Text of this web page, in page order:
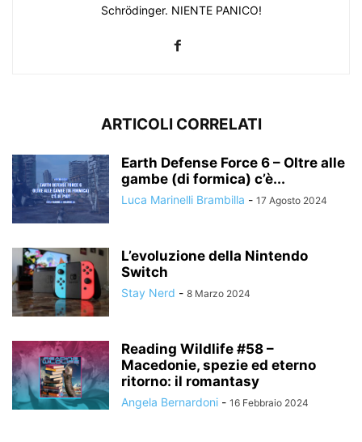
Schrödinger. NIENTE PANICO!
ARTICOLI CORRELATI
Earth Defense Force 6 – Oltre alle
gambe (di formica) c’è...
Luca Marinelli Brambilla - 17 Agosto 2024
L’evoluzione della Nintendo
Switch
Stay Nerd - 8 Marzo 2024
Reading Wildlife #58 –
Macedonie, spezie ed eterno
ritorno: il romantasy
Angela Bernardoni - 16 Febbraio 2024